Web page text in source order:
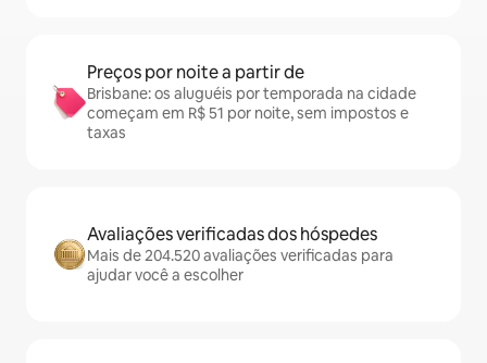
Preços por noite a partir de
Brisbane: os aluguéis por temporada na cidade
começam em R$ 51 por noite, sem impostos e
taxas
Avaliações verificadas dos hóspedes
Mais de 204.520 avaliações verificadas para
ajudar você a escolher